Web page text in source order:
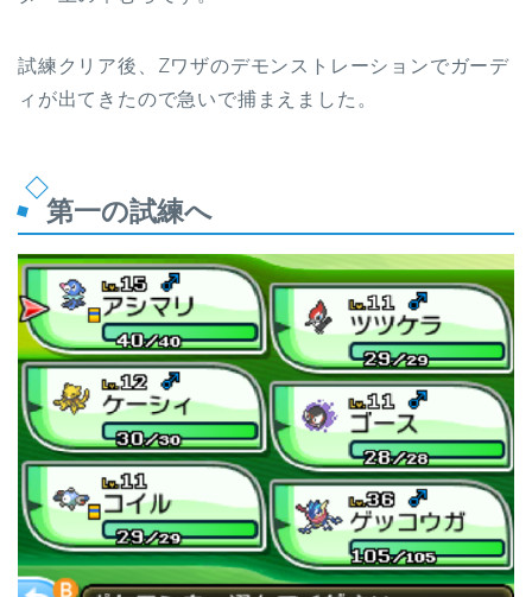
試練クリア後、Zワザのデモンストレーションでガーデ
ィが出てきたので急いで捕まえました。
第一の試練へ